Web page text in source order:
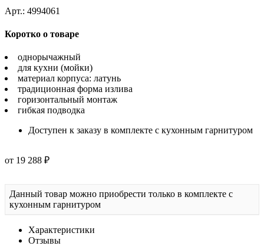
Арт.: 4994061
Коротко о товаре
однорычажный
для кухни (мойки)
материал корпуса: латунь
традиционная форма излива
горизонтальный монтаж
гибкая подводка
Доступен к заказу в комплекте с кухонным гарнитуром
от 19 288 ₽
Данный товар можно приобрести только в комплекте с
кухонным гарнитуром
Характеристики
Отзывы